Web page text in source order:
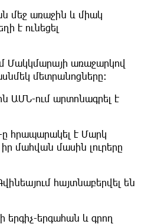
մեջ առաջին և միակ
է ունեցել
Մակկմարայի առաջարկով
մետրանոցները։
ԱՄՆ-ում արտոնագրել է
ը հրապարակել է Մարկ
մահվան մասին լուրերը
հայտնաբերվել են
երգիչ-երգահան և գրող